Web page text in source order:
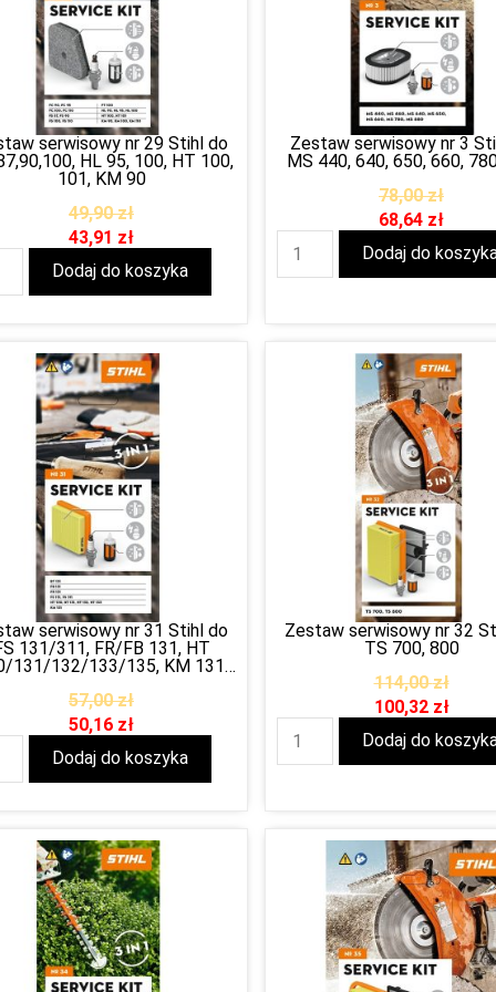
serwisowy nr 29 Stihl do
HL 95, 100, HT 100,
101, KM 90
49,90zł
43,91 zł
Dodaj do koszyka
Zestaw serwisowy nr 3
MS 440, 640, 650, 660,
78,00zł
68,64 zł
Dodaj do
serwisowy nr 31 Stihl do
131/311, FR/FB 131, HT
131/132/133/135, KM 131,
57,00zł
50,16 zł
Dodaj do koszyka
Zestaw serwisowy nr 32
TS 700, 800
114,00zł
100,32 zł
Dodaj do